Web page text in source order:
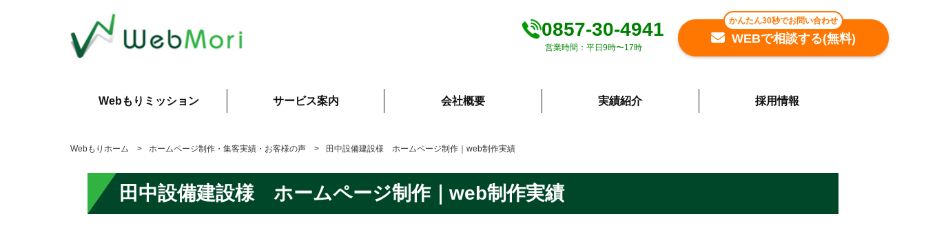
0857-30-4941
営業時間：平日9時〜17時
かんたん30秒でお問い合わせ
WEBで相談する(無料)
Webもりミッション サービス案内 会社概要 実績紹介 採用情報
Webもりホーム ホームページ制作・集客実績・お客様の声 田中設備建設様 ホームページ制作｜web制作実績
田中設備建設様 ホームページ制作｜web制作実績